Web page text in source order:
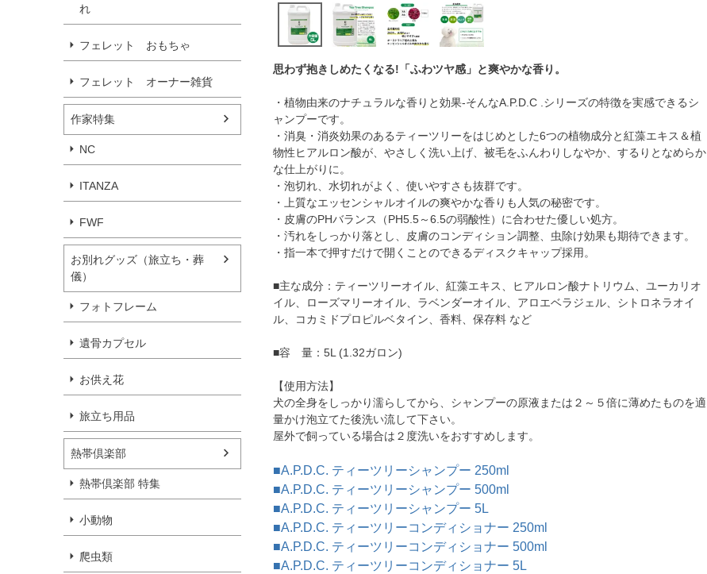
れ
フェレット おもちゃ
フェレット オーナー雑貨
作家特集
NC
ITANZA
FWF
お別れグッズ（旅立ち・葬
儀）
フォトフレーム
遺骨カプセル
お供え花
旅立ち用品
熱帯倶楽部
熱帯倶楽部 特集
小動物
爬虫類
思わず抱きしめたくなる!「ふわツヤ感」と爽やかな香り。
・植物由来のナチュラルな香りと効果-そんなA.P.D.C .シリーズの特徴を実感できるシ
ャンプーです。
・消臭・消炎効果のあるティーツリーをはじめとした6つの植物成分と紅藻エキス＆植
物性ヒアルロン酸が、やさしく洗い上げ、被毛をふんわりしなやか、するりとなめらか
な仕上がりに。
・泡切れ、水切れがよく、使いやすさも抜群です。
・上質なエッセンシャルオイルの爽やかな香りも人気の秘密です。
・皮膚のPHバランス（PH5.5～6.5の弱酸性）に合わせた優しい処方。
・汚れをしっかり落とし、皮膚のコンディション調整、虫除け効果も期待できます。
・指一本で押すだけで開くことのできるディスクキャップ採用。
■主な成分：ティーツリーオイル、紅藻エキス、ヒアルロン酸ナトリウム、ユーカリオ
イル、ローズマリーオイル、ラベンダーオイル、アロエベラジェル、シトロネラオイ
ル、コカミドプロピルベタイン、香料、保存料 など
■容 量：5L (1.32ガロン)
【使用方法】
犬の全身をしっかり濡らしてから、シャンプーの原液または２～５倍に薄めたものを適
量かけ泡立てた後洗い流して下さい。
屋外で飼っている場合は２度洗いをおすすめします。
■A.P.D.C. ティーツリーシャンプー 250ml
■A.P.D.C. ティーツリーシャンプー 500ml
■A.P.D.C. ティーツリーシャンプー 5L
■A.P.D.C. ティーツリーコンディショナー 250ml
■A.P.D.C. ティーツリーコンディショナー 500ml
■A.P.D.C. ティーツリーコンディショナー 5L